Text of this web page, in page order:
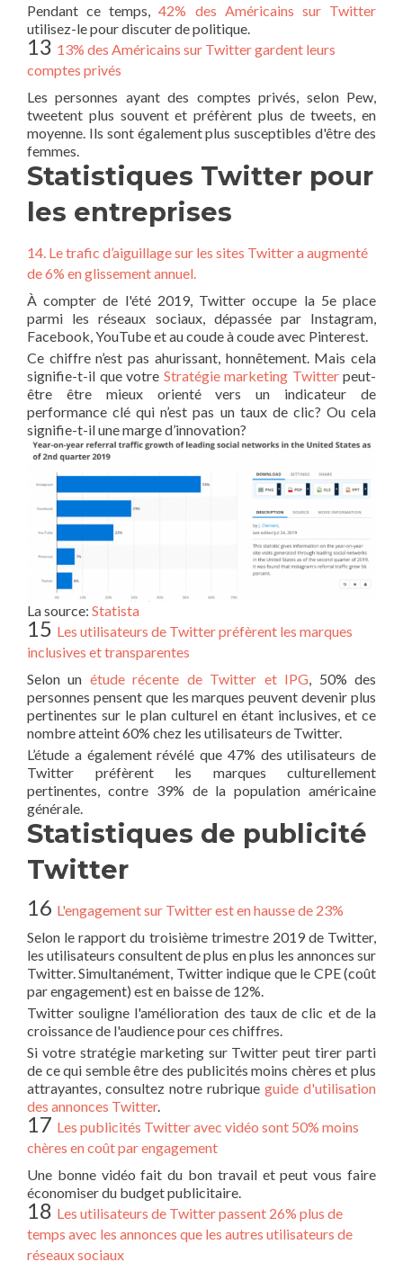
Pendant ce temps,42% des Américains sur Twitter
utilisez-le pour discuter de politique.
13 13% des Américains sur Twitter gardent leurs
comptes privés
Les personnes ayant des comptes privés, selon Pew,
tweetent plus souvent et préfèrent plus de tweets, en
moyenne. Ils sont également plus susceptibles d'être des
femmes.
Statistiques Twitter pour
les entreprises
14. Le trafic d’aiguillage sur les sites Twitter a augmenté
de 6% en glissement annuel.
À compter de l'été 2019, Twitter occupe la 5e place
parmi les réseaux sociaux, dépassée par Instagram,
Facebook, YouTube et au coude à coude avec Pinterest.
Ce chiffre n’est pas ahurissant, honnêtement. Mais cela
signifie-t-il que votre Stratégie marketing Twitterpeut-
être être mieux orienté vers un indicateur de
performance clé qui n’est pas un taux de clic? Ou cela
signifie-t-il une marge d’innovation?
La source: Statista
15 Les utilisateurs de Twitter préfèrent les marques
inclusives et transparentes
Selon un étude récente de Twitter et IPG, 50% des
personnes pensent que les marques peuvent devenir plus
pertinentes sur le plan culturel en étant inclusives, et ce
nombre atteint 60% chez les utilisateurs de Twitter.
L’étude a également révélé que 47% des utilisateurs de
Twitter préfèrent les marques culturellement
pertinentes, contre 39% de la population américaine
générale.
Statistiques de publicité
Twitter
16 L'engagement sur Twitter est en hausse de 23%
Selon le rapport du troisième trimestre 2019 de Twitter,
les utilisateurs consultent de plus en plus les annonces sur
Twitter. Simultanément, Twitter indique que le CPE (coût
par engagement) est en baisse de 12%.
Twitter souligne l'amélioration des taux de clic et de la
croissance de l'audience pour ces chiffres.
Si votre stratégie marketing sur Twitter peut tirer parti
de ce qui semble être des publicités moins chères et plus
attrayantes, consultez notre rubrique guide d'utilisation
des annonces Twitter.
17 Les publicités Twitter avec vidéo sont 50% moins
chères en coût par engagement
Une bonne vidéo fait du bon travail et peut vous faire
économiser du budget publicitaire.
18 Les utilisateurs de Twitter passent 26% plus de
temps avec les annonces que les autres utilisateurs de
réseaux sociaux